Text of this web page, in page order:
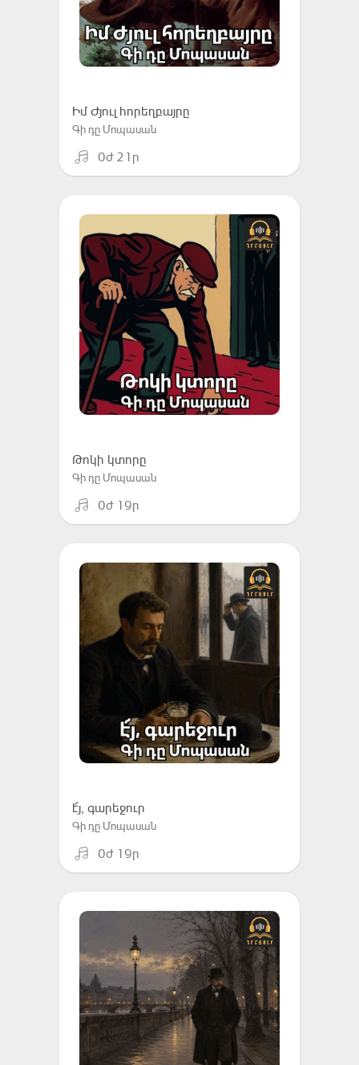
Իմ Ժյուլ հորեղբայրը
Գի դը Մոպասան
0ժ 21ր
Թոկի կտորը
Գի դը Մոպասան
0ժ 19ր
է՜յ, գարեջուր
Գի դը Մոպասան
0ժ 19ր